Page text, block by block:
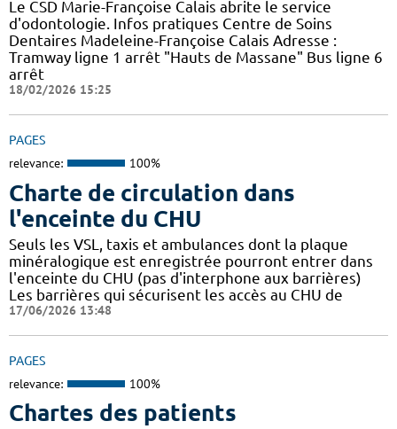
Le CSD Marie-Françoise Calais abrite le service
d'odontologie. Infos pratiques Centre de Soins
Dentaires Madeleine-Françoise Calais Adresse :
Tramway ligne 1 arrêt "Hauts de Massane" Bus ligne 6
arrêt
18/02/2026 15:25
PAGES
relevance: 100%
Charte de circulation dans
l'enceinte du CHU
Seuls les VSL, taxis et ambulances dont la plaque
minéralogique est enregistrée pourront entrer dans
l'enceinte du CHU (pas d'interphone aux barrières)
Les barrières qui sécurisent les accès au CHU de
17/06/2026 13:48
PAGES
relevance: 100%
Chartes des patients